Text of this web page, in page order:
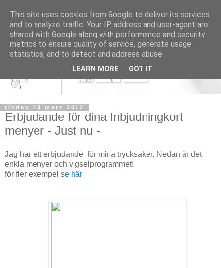
tisdag 13 mars 2012
Erbjudande för dina Inbjudningkort
menyer - Just nu -
Jag har ett erbjudande för mina trycksaker. Nedan är det
enkla menyer och vigselprogrammet!
för fler exempel se här
This site uses cookies from Google to deliver its services
and to analyze traffic. Your IP address and user-agent are
shared with Google along with performance and security
metrics to ensure quality of service, generate usage
statistics, and to detect and address abuse.
LEARN MORE GOT IT